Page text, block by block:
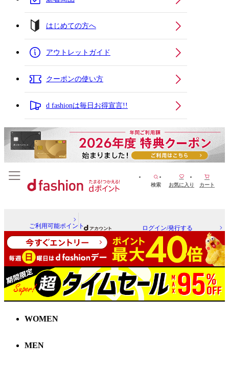
はじめての方へ
アウトレットガイド
クーポンの使い方
d fashionは毎日お得宣言!!
検索 お気に入り カート
ご利用可能ポイント ログイン/発行する
WOMEN
MEN